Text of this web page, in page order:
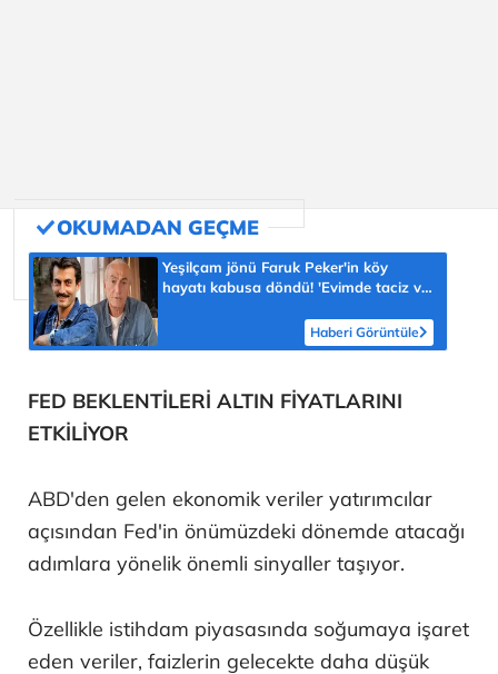
Yeşilçam jönü Faruk Peker'in köy
hayatı kabusa döndü! 'Evimde taciz ve
Haberi Görüntüle
FED BEKLENTİLERİ ALTIN FİYATLARINI
ETKİLİYOR
ABD'den gelen ekonomik veriler yatırımcılar
açısından Fed'in önümüzdeki dönemde atacağı
adımlara yönelik önemli sinyaller taşıyor.
Özellikle istihdam piyasasında soğumaya işaret
eden veriler, faizlerin gelecekte daha düşük